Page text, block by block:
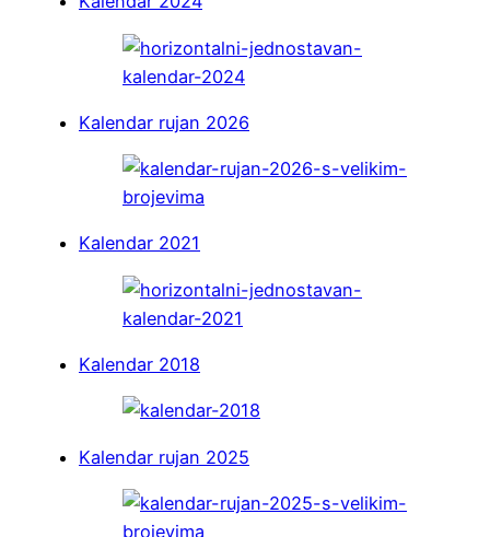
Kalendar rujan 2026
Kalendar 2021
Kalendar 2018
Kalendar rujan 2025